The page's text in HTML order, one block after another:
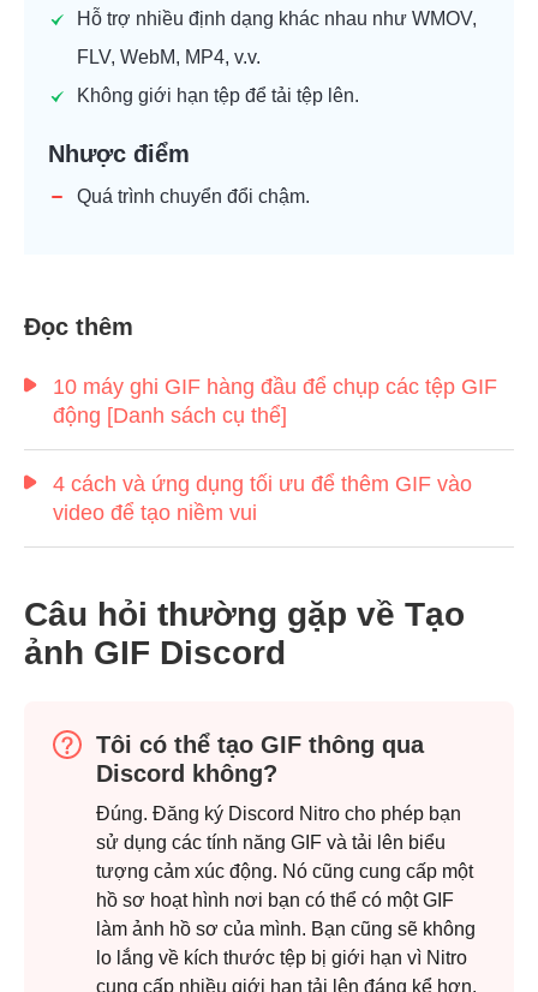
Hỗ trợ nhiều định dạng khác nhau như WMOV,
FLV, WebM, MP4, v.v.
Không giới hạn tệp để tải tệp lên.
Nhược điểm
Quá trình chuyển đổi chậm.
Đọc thêm
10 máy ghi GIF hàng đầu để chụp các tệp GIF
động [Danh sách cụ thể]
4 cách và ứng dụng tối ưu để thêm GIF vào
video để tạo niềm vui
Câu hỏi thường gặp về Tạo
ảnh GIF Discord
Tôi có thể tạo GIF thông qua
Discord không?
Đúng. Đăng ký Discord Nitro cho phép bạn
sử dụng các tính năng GIF và tải lên biểu
tượng cảm xúc động. Nó cũng cung cấp một
hồ sơ hoạt hình nơi bạn có thể có một GIF
làm ảnh hồ sơ của mình. Bạn cũng sẽ không
lo lắng về kích thước tệp bị giới hạn vì Nitro
cung cấp nhiều giới hạn tải lên đáng kể hơn.